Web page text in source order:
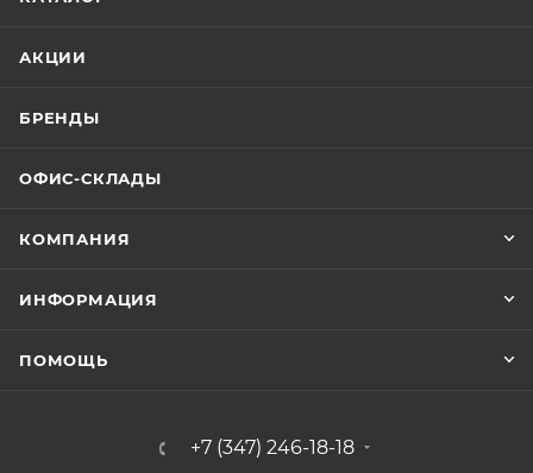
АКЦИИ
БРЕНДЫ
ОФИС-СКЛАДЫ
КОМПАНИЯ
ИНФОРМАЦИЯ
ПОМОЩЬ
+7 (347) 246-18-18